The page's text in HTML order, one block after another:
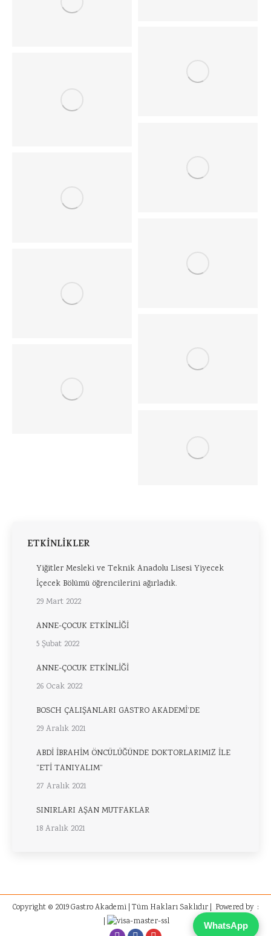
ETKİNLİKLER
Yiğitler Mesleki ve Teknik Anadolu Lisesi Yiyecek
İçecek Bölümü öğrencilerini ağırladık.
29 Mart 2022
ANNE-ÇOCUK ETKİNLİĞİ
5 Şubat 2022
ANNE-ÇOCUK ETKİNLİĞİ
26 Ocak 2022
BOSCH ÇALIŞANLARI GASTRO AKADEMİ’DE
29 Aralık 2021
ABDİ İBRAHİM ÖNCÜLÜĞÜNDE DOKTORLARIMIZ İLE
“ETİ TANIYALIM”
27 Aralık 2021
SINIRLARI AŞAN MUTFAKLAR
18 Aralık 2021
Copyright © 2019 Gastro Akademi | Tüm Hakları Saklıdır | Powered by :
WhatsApp